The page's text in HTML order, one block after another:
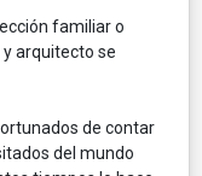
familiar o
arquitecto se
de contar
del mundo